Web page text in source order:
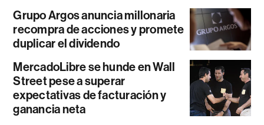
Grupo Argos anuncia millonaria
recompra de acciones y promete
duplicar el dividendo
MercadoLibre se hunde en Wall
Street pese a superar
expectativas de facturación y
ganancia neta